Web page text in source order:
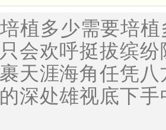
培植多少需要培
会欢呼挺拔缤
天涯海角任凭
深处雄视底下